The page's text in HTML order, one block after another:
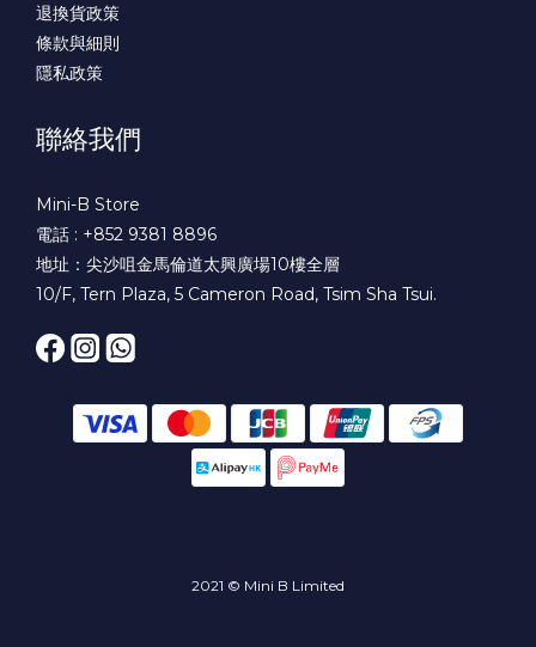
退換貨政策
條款與細則
隱私政策
聯絡我們
Mini-B Store
電話 : +852 9381 8896
地址：尖沙咀金馬倫道太興廣場10樓全層
10/F, Tern Plaza, 5 Cameron Road, Tsim Sha Tsui.
2021 © Mini B Limited